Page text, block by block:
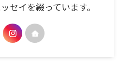
セイを綴っています。